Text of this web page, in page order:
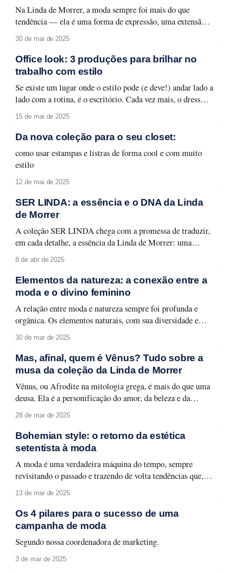
Na Linda de Morrer, a moda sempre foi mais do que
tendência — ela é uma forma de expressão, uma extensão
da mulher contemporânea que é segura de si, elegante e
caminho criativo que reflete esse jeito único de vestir,
pensar e
30 de mai de 2025
Office look: 3 produções para brilhar no
trabalho com estilo
Se existe um lugar onde o estilo pode (e deve!) andar lado a
lado com a rotina, é o escritório. Cada vez mais, o dress
code corporativo se abre para a criatividade e
nós, da Linda de Morrer, reunimos inspirações infalíveis
15 de mai de 2025
Da nova coleção para o seu closet:
como usar estampas e listras de forma cool e com muito
estilo
12 de mai de 2025
SER LINDA: a essência e o DNA da Linda
de Morrer
A coleção SER LINDA chega com a promessa de traduzir,
em cada detalhe, a essência da Linda de Morrer: uma
marca que celebra a mulher contemporânea em toda a sua
Mais do que uma simples coleção de moda, SER LINDA é
um manifesto de estilo,
8 de abr de 2025
Elementos da natureza: a conexão entre a
moda e o divino feminino
A relação entre moda e natureza sempre foi profunda e
orgânica. Os elementos naturais, com sua diversidade e
complexidade, inspiram criações que traduzem tanto a
ao buscar expressar essa conexão, se torna uma celebração
do divino feminino, refletindo a harmonia entre
30 de mar de 2025
Mas, afinal, quem é Vênus? Tudo sobre a
musa da coleção da Linda de Morrer
Vênus, ou Afrodite na mitologia grega, é mais do que uma
deusa. Ela é a personificação do amor, da beleza e da
feminilidade. Sua figura transcende os séculos, tornando-se
feminino. Desde a Grécia Antiga até a sociedade
contemporânea, a imagem de
28 de mar de 2025
Bohemian style: o retorno da estética
setentista à moda
A moda é uma verdadeira máquina do tempo, sempre
revisitando o passado e trazendo de volta tendências que, de
alguma forma, marcaram épocas. Um exemplo perfeito
dominando as ruas e passarelas mais uma vez. Mas, afinal,
o que
13 de mar de 2025
Os 4 pilares para o sucesso de uma
campanha de moda
Segundo nossa coordenadora de marketing.
3 de mar de 2025